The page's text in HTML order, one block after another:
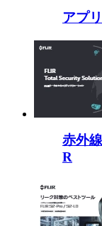
アプ
赤外
R